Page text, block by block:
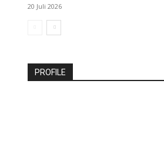
20 Juli 2026
PROFILE